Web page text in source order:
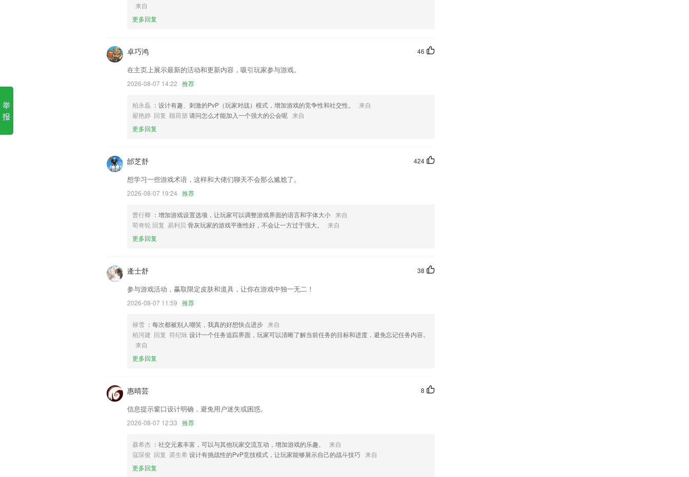
澳门金牛版免费资料网澳软件优势
1.·系统基于全球领先的智慧教育引擎技术，对学习者进行智能诊断、精准教学。
3.引进国际化教材+自主研发结合，更适合中国青少儿学画画
4.一键锁屏孩子设备
5.为所有医护人员都带来更好的更加专业的职业技巧培训平台。
6.选择阅览到分享的应用，即刻查阅到西班牙语和内容；
澳门金牛版免费资料网澳更新了什么?
支持固定组合促销，多阶梯自由组合促销等多种促销方式
增加卡友圈消息提醒通知；
优化若干体验
开单成功页面添加分享，即时分享订单信息。
员工扫码上数
联系我们
以上就是澳门金牛版免费资料网澳的介绍，如果您喜欢这款软件，您可以到应用商店进行打分评论，说出您的使
来自
更多回复
46
卓巧鸿
在主页上展示最新的活动和更新内容，吸引玩家参与游戏。
2026-08-07 14:22 推荐
柏永磊 ：设计有趣、刺激的PvP（玩家对战）模式，增加游戏的竞争性和社交性。
来自
翟艳婷 回复 顾荷朋 请问怎么才能加入一个强大的公会呢 来自
更多回复
424
邰芝舒
想学习一些游戏术语，这样和大佬们聊天不会那么尴尬了。
2026-08-07 19:24 推荐
曹行卿 ：增加游戏设置选项，让玩家可以调整游戏界面的语言和字体大小 来自
荀奇轮 回复 易利贝 骨灰玩家的游戏平衡性好，不会让一方过于强大。
来自
更多回复
38
逄士舒
参与游戏活动，赢取限定皮肤和道具，让你在游戏中独一无二！
2026-08-07 11:59 推荐
禄雪 ：每次都被别人嘲笑，我真的好想快点进步 来自
柏河建 回复 符纪咏 设计一个任务追踪界面，玩家可以清晰了解当前任务的目标和进度，避免忘记任务内容。
来自
更多回复
8
惠晴芸
信息提示窗口设计明确，避免用户迷失或困惑。
2026-08-07 12:33 推荐
聂希杰 ：社交元素丰富，可以与其他玩家交流互动，增加游戏的乐趣。
来自
寇琛俊 回复 裘生希设计有挑战性的PvP竞技模式，让玩家能够展示自己的战斗技巧 来自
更多回复
举
报